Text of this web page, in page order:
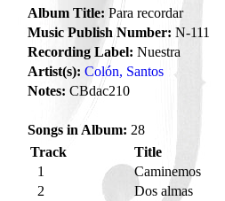
Album Title: Para recordar
Music Publish Number: N-111
Recording Label: Nuestra
Artist(s): Colón, Santos
Notes: CBdac210
Songs in Album: 28
Track
Title
1
Caminemos
2
Dos almas